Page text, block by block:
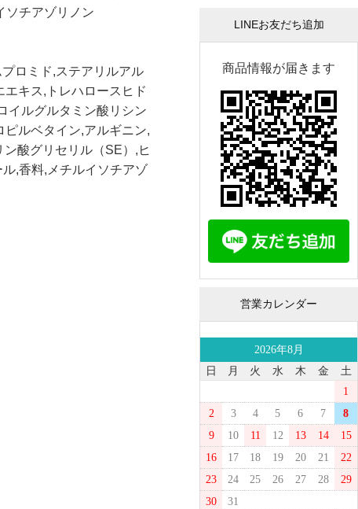
ソチアゾリノン
ロミド,ステアリルアル
キス,トレハロースヒド
イルグルタミン酸リシン
ルベタイン,アルギニン,
酸グリセリル（SE）,ヒ
,香料,メチルイソチアゾ
LINEお友だち追加
商品情報が届きます
営業カレンダー
2026年8月
日
月 火 水 木 金
土
1
2
3 4 5 6 7
8
9
10 11 12 13 14
15
16
17 18 19 20 21
22
23
24 25 26 27 28
29
30
31